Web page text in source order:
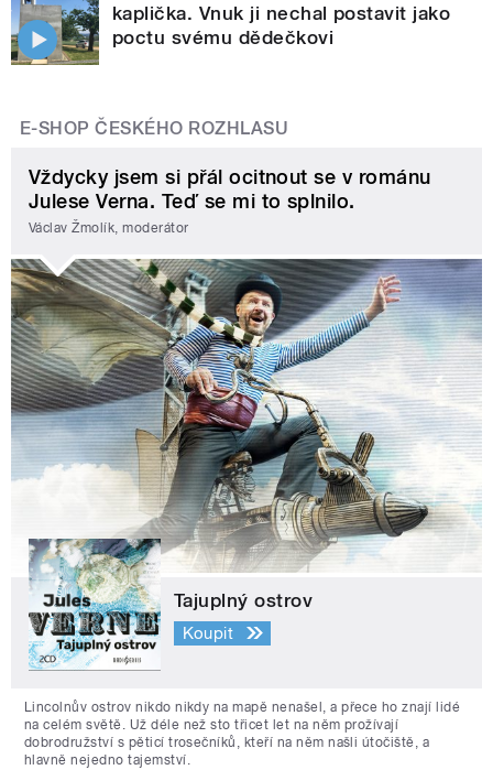
kaplička. Vnuk ji nechal postavit jako
poctu svému dědečkovi
E-SHOP ČESKÉHO ROZHLASU
Vždycky jsem si přál ocitnout se v románu
Julese Verna. Teď se mi to splnilo.
Václav Žmolík, moderátor
Tajuplný ostrov
Koupit
Lincolnův ostrov nikdo nikdy na mapě nenašel, a přece ho znají lidé
na celém světě. Už déle než sto třicet let na něm prožívají
dobrodružství s pěticí trosečníků, kteří na něm našli útočiště, a
hlavně nejedno tajemství.